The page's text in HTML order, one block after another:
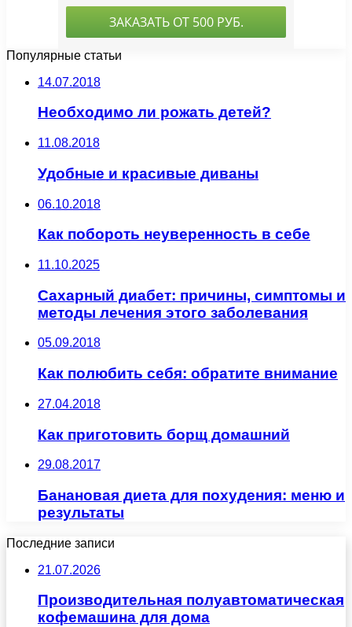
Популярные статьи
14.07.2018
Необходимо ли рожать детей?
11.08.2018
Удобные и красивые диваны
06.10.2018
Как побороть неуверенность в себе
11.10.2025
Сахарный диабет: причины, симптомы и
методы лечения этого заболевания
05.09.2018
Как полюбить себя: обратите внимание
27.04.2018
Как приготовить борщ домашний
29.08.2017
Банановая диета для похудения: меню и
результаты
Последние записи
21.07.2026
Производительная полуавтоматическая
кофемашина для дома